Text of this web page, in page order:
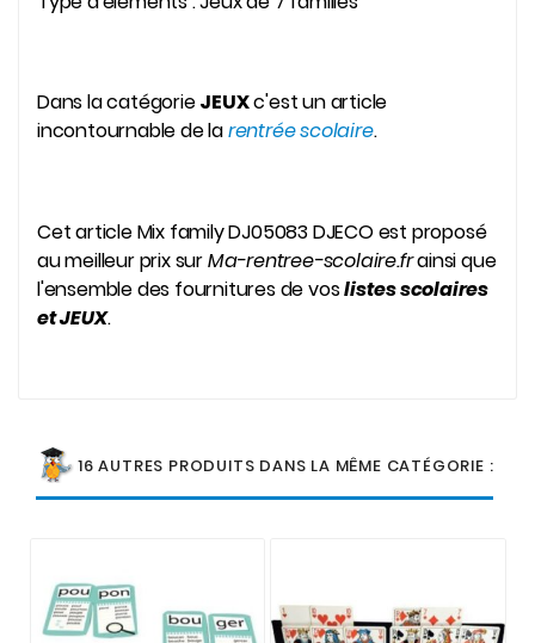
Dans la catégorieJEUXc'est un article
incontournable de larentrée scolaire.
Cet article Mix family DJ05083 DJECO est proposé
au meilleur prix surMa-rentree-scolaire.frainsi que
l'ensemble des fournitures de voslistes scolaires
et JEUX.
16 AUTRES PRODUITS DANS LA MÊME CATÉGORIE :